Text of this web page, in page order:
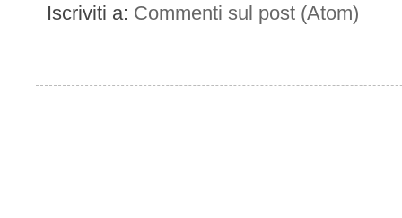
Iscriviti a: Commenti sul post (Atom)